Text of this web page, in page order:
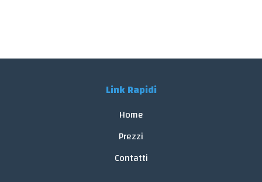
Link Rapidi
Home
Prezzi
Contatti